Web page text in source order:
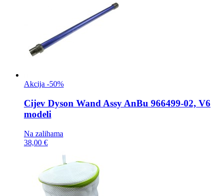
Akcija -50%
Cijev Dyson Wand Assy AnBu 966499-02, V6
modeli
Na zalihama
38,00 €